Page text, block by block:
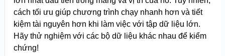
cách tối ưu giúp chương trình chạy nhanh hơn và tiết
kiệm tài nguyên hơn khi làm việc với tập dữ liệu lớn.
Hãy thử nghiệm với các bộ dữ liệu khác nhau để kiểm
chứng!